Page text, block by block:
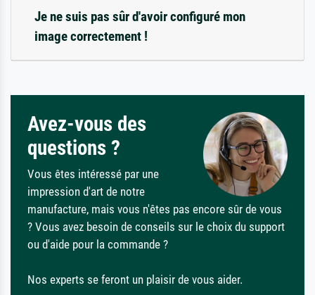
Je ne suis pas sûr d'avoir configuré mon
image correctement !
Avez-vous des
questions ?
Vous êtes intéressé par une
impression d'art de notre
manufacture, mais vous n'êtes pas encore sûr de vous
? Vous avez besoin de conseils sur le choix du support
ou d'aide pour la commande ?
Nos experts se feront un plaisir de vous aider.